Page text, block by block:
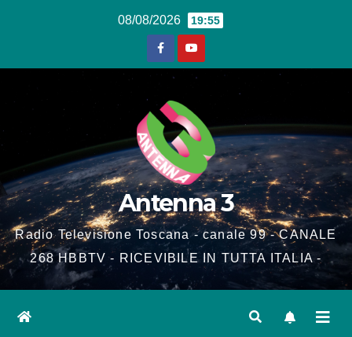
08/08/2026 19:55
Antenna 3
Radio Televisione Toscana - canale 99 - CANALE
268 HBBTV - RICEVIBILE IN TUTTA ITALIA -